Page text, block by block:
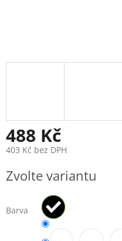
488 Kč
403 Kč bez DPH
cena:
Zvolte variantu
Barva